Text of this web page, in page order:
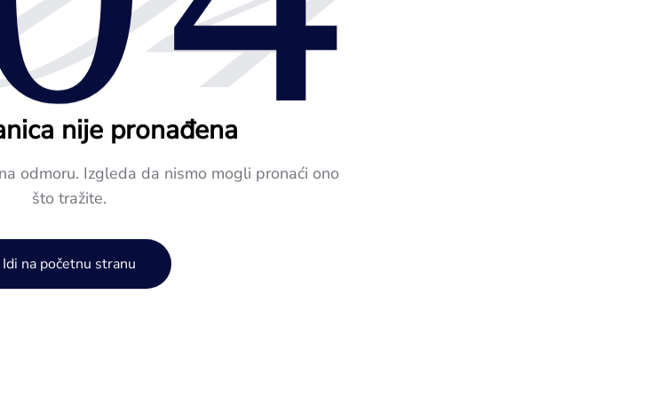
nije pronađena
odmoru. Izgleda da nismo mogli pronaći ono
što tražite.
Idi na početnu stranu